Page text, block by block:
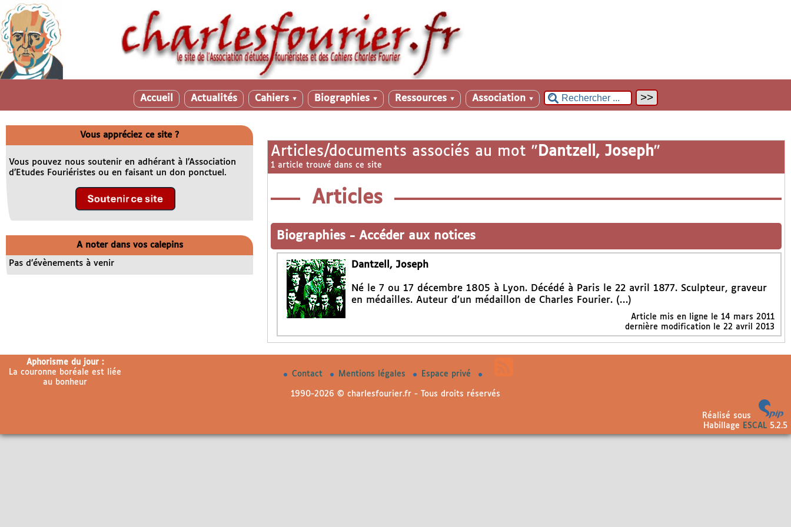
Accueil Actualités Cahiers ▼ Biographies ▼ Ressources ▼ Association ▼
Articles/documents associés au mot " Dantzell, Joseph"
1 article trouvé dans ce site
Articles
Biographies - Accéder aux notices
Dantzell, Joseph
Né le 7 ou 17 décembre 1805 à Lyon. Décédé à Paris le 22 avril 1877. Sculpteur, graveur
en médailles. Auteur d’un médaillon de Charles Fourier. (…)
Article mis en ligne le 14 mars 2011
dernière modification le 22 avril 2013
Vous appréciez ce site ?
Vous pouvez nous soutenir en adhérant à l’Association
d’Etudes Fouriéristes ou en faisant un don ponctuel.
A noter dans vos calepins
Pas d’évènements à venir
Aphorisme du jour :
La couronne boréale est liée
au bonheur
Contact Mentions légales Espace privé
1990-2026 © charlesfourier.fr - Tous droits réservés
Réalisé sous
Habillage
ESCAL5.2.5